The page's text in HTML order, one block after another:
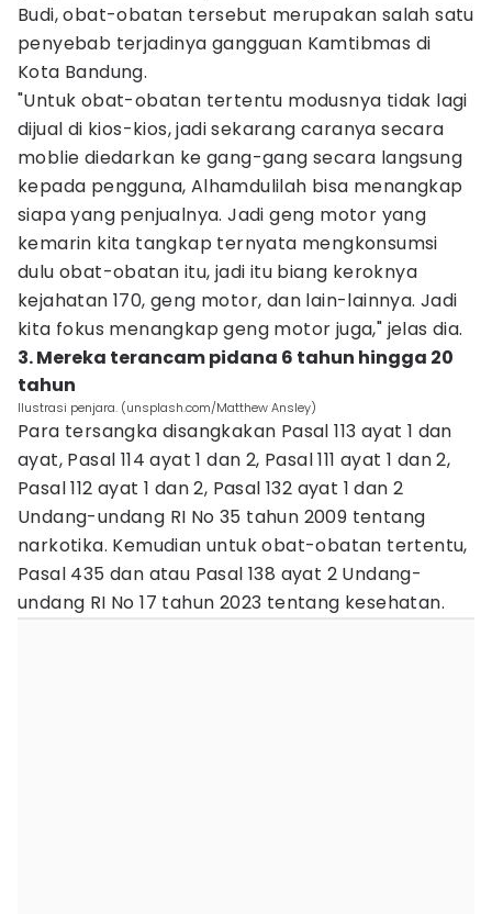
Budi, obat-obatan tersebut merupakan salah satu
penyebab terjadinya gangguan Kamtibmas di
Kota Bandung.
"Untuk obat-obatan tertentu modusnya tidak lagi
dijual di kios-kios, jadi sekarang caranya secara
moblie diedarkan ke gang-gang secara langsung
kepada pengguna, Alhamdulilah bisa menangkap
siapa yang penjualnya. Jadi geng motor yang
kemarin kita tangkap ternyata mengkonsumsi
dulu obat-obatan itu, jadi itu biang keroknya
kejahatan 170, geng motor, dan lain-lainnya. Jadi
kita fokus menangkap geng motor juga," jelas dia.
3. Mereka terancam pidana 6 tahun hingga 20
tahun
Ilustrasi penjara. (unsplash.com/Matthew Ansley)
Para tersangka disangkakan Pasal 113 ayat 1 dan
ayat, Pasal 114 ayat 1 dan 2, Pasal 111 ayat 1 dan 2,
Pasal 112 ayat 1 dan 2, Pasal 132 ayat 1 dan 2
Undang-undang RI No 35 tahun 2009 tentang
narkotika. Kemudian untuk obat-obatan tertentu,
Pasal 435 dan atau Pasal 138 ayat 2 Undang-
undang RI No 17 tahun 2023 tentang kesehatan.